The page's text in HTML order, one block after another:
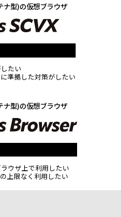
ナ型)の仮想ブラウザ
たい
準拠した対策がしたい
ナ型)の仮想ブラウザ
ウザ上で利用したい
上限なく利用したい